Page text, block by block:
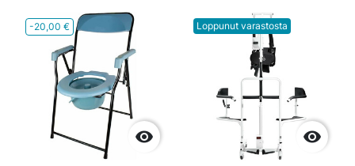
-20,00 €

Loppunut varastosta
